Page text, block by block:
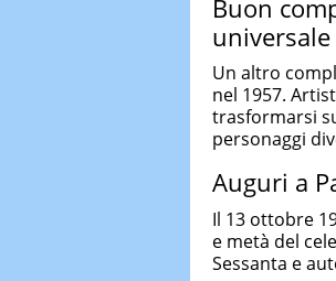
Buon
universale
Un altro
nel 1957.
trasformarsi
personaggi
Auguri a
Il 13 ottobre
e metà del
Sessanta e